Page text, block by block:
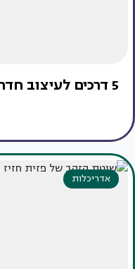
5 דרכים לעיצוב חדר שינה רומנטי ומפנק
אדריכלות